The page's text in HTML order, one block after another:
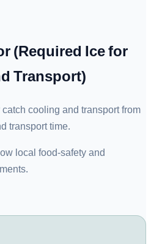
(Required Ice for
Transport)
cooling and transport from
transport time.
local food-safety and